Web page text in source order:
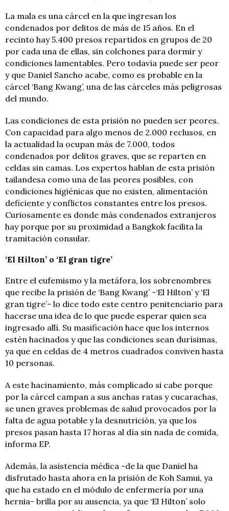
La mala es una cárcel en la que ingresan los
condenados por delitos de más de 15 años. En el
recinto hay 5.400 presos repartidos en grupos de 20
por cada una de ellas, sin colchones para dormir y
condiciones lamentables. Pero todavía puede ser peor
y que Daniel Sancho acabe, como es probable en la
cárcel ‘Bang Kwang’, una de las cárceles más peligrosas
del mundo.
Las condiciones de esta prisión no pueden ser peores.
Con capacidad para algo menos de 2.000 reclusos, en
la actualidad la ocupan más de 7.000, todos
condenados por delitos graves, que se reparten en
celdas sin camas. Los expertos hablan de esta prisión
tailandesa como una de las peores posibles, con
condiciones higiénicas que no existen, alimentación
deficiente y conflictos constantes entre los presos.
Curiosamente es donde más condenados extranjeros
hay porque por su proximidad a Bangkok facilita la
tramitación consular.
‘El Hilton’ o ‘El gran tigre’
Entre el eufemismo y la metáfora, los sobrenombres
que recibe la prisión de ‘Bang Kwang’ -‘El Hilton’ y ‘El
gran tigre’- lo dice todo este centro penitenciario para
hacerse una idea de lo que puede esperar quien sea
ingresado allí. Su masificación hace que los internos
estén hacinados y que las condiciones sean durísimas,
ya que en celdas de 4 metros cuadrados conviven hasta
10 personas.
A este hacinamiento, más complicado si cabe porque
por la cárcel campan a sus anchas ratas y cucarachas,
se unen graves problemas de salud provocados por la
falta de agua potable y la desnutrición, ya que los
presos pasan hasta 17 horas al día sin nada de comida,
informa EP.
Además, la asistencia médica -de la que Daniel ha
disfrutado hasta ahora en la prisión de Koh Samui, ya
que ha estado en el módulo de enfermería por una
hernia- brilla por su ausencia, ya que ‘El Hilton’ solo